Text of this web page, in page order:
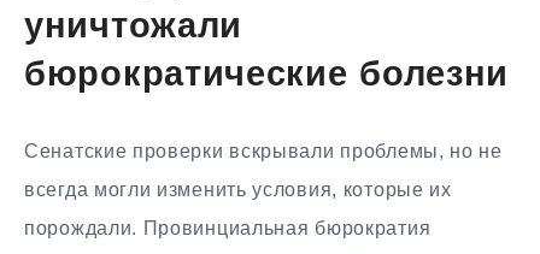
уничтожали
бюрократические болезни
Сенатские проверки вскрывали проблемы, но не
всегда могли изменить условия, которые их
порождали. Провинциальная бюрократия